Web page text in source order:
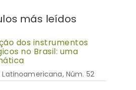
más leídos
dos instrumentos
no Brasil: uma
Núm. 52